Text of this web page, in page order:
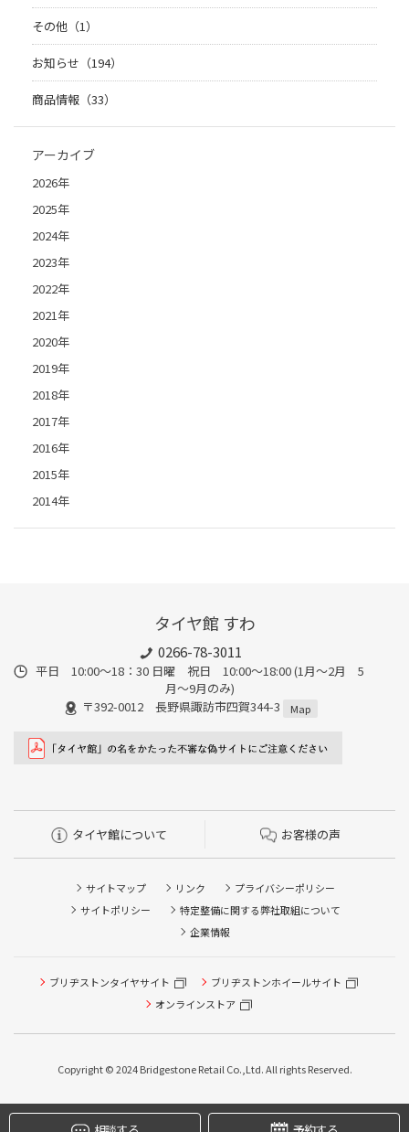
その他（1）
お知らせ（194）
商品情報（33）
アーカイブ
2026年
2025年
2024年
2023年
2022年
2021年
2020年
2019年
2018年
2017年
2016年
2015年
2014年
タイヤ館 すわ
0266-78-3011
平日 10:00〜18：30 日曜 祝日 10:00〜18:00 (1月〜2月 5
月〜9月のみ)
〒392-0012 長野県諏訪市四賀344-3
Map
タイヤ館について お客様の声
サイトマップ リンク
プライバシーポリシー
サイトポリシー
特定整備に関する弊社取組について
企業情報
ブリヂストンタイヤサイト
ブリヂストンホイールサイト
オンラインストア
Copyright © 2024 Bridgestone Retail Co.,Ltd. All rights Reserved.
クローク契約会員専用タイヤ履き替え※タイヤ履き替えを